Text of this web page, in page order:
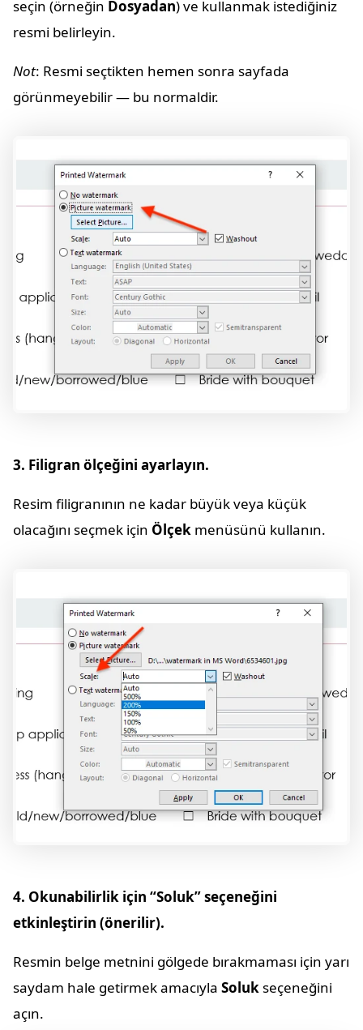
seçin (örneğin Dosyadan) ve kullanmak istediğiniz
resmi belirleyin.
Not: Resmi seçtikten hemen sonra sayfada
görünmeyebilir — bu normaldir.
3. Filigran ölçeğini ayarlayın.
Resim filigranının ne kadar büyük veya küçük
olacağını seçmek için Ölçek menüsünü kullanın.
4. Okunabilirlik için “Soluk” seçeneğini
etkinleştirin (önerilir).
Resmin belge metnini gölgede bırakmaması için yarı
saydam hale getirmek amacıyla Solukseçeneğini
açın.